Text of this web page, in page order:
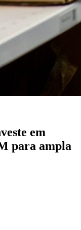
em
para ampla